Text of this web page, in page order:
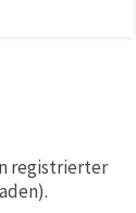
registrierter